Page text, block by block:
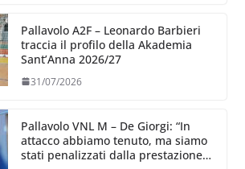
Pallavolo A2F – Leonardo Barbieri
traccia il profilo della Akademia
Sant’Anna 2026/27
31/07/2026
Pallavolo VNL M – De Giorgi: “In
attacco abbiamo tenuto, ma siamo
stati penalizzati dalla prestazione